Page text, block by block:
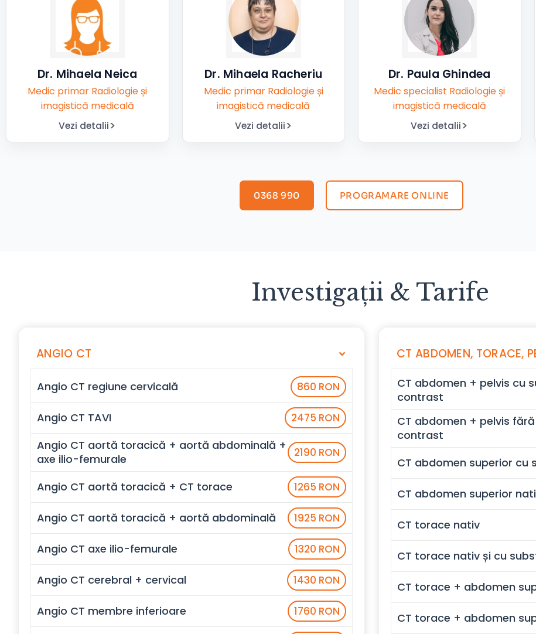
Dr. Mihaela Neica
Medic primar Radiologie și
imagistică medicală
Vezi detalii
Dr. Mihaela Racheriu
Medic primar Radiologie și
imagistică medicală
Vezi detalii
Dr. Paula Ghindea
Medic specialist Radiologie și
imagistică medicală
Vezi detalii
0368 990 PROGRAMARE ONLINE
Investigații & Tarife
ANGIO CT
Angio CT regiune cervicală 860 RON
Angio CT TAVI 2475 RON
Angio CT aortă toracică + aortă abdominală +
axe ilio-femurale
2190 RON
Angio CT aortă toracică + CT torace 1265 RON
Angio CT aortă toracică + aortă abdominală 1925 RON
Angio CT axe ilio-femurale 1320 RON
Angio CT cerebral + cervical 1430 RON
Angio CT membre inferioare 1760 RON
CT ABDOMEN, TORACE,
CT abdomen + pelvis cu
contrast
CT abdomen + pelvis
contrast
CT abdomen superior cu
CT abdomen superior
CT torace nativ
CT torace nativ și cu
CT torace + abdomen
CT torace + abdomen